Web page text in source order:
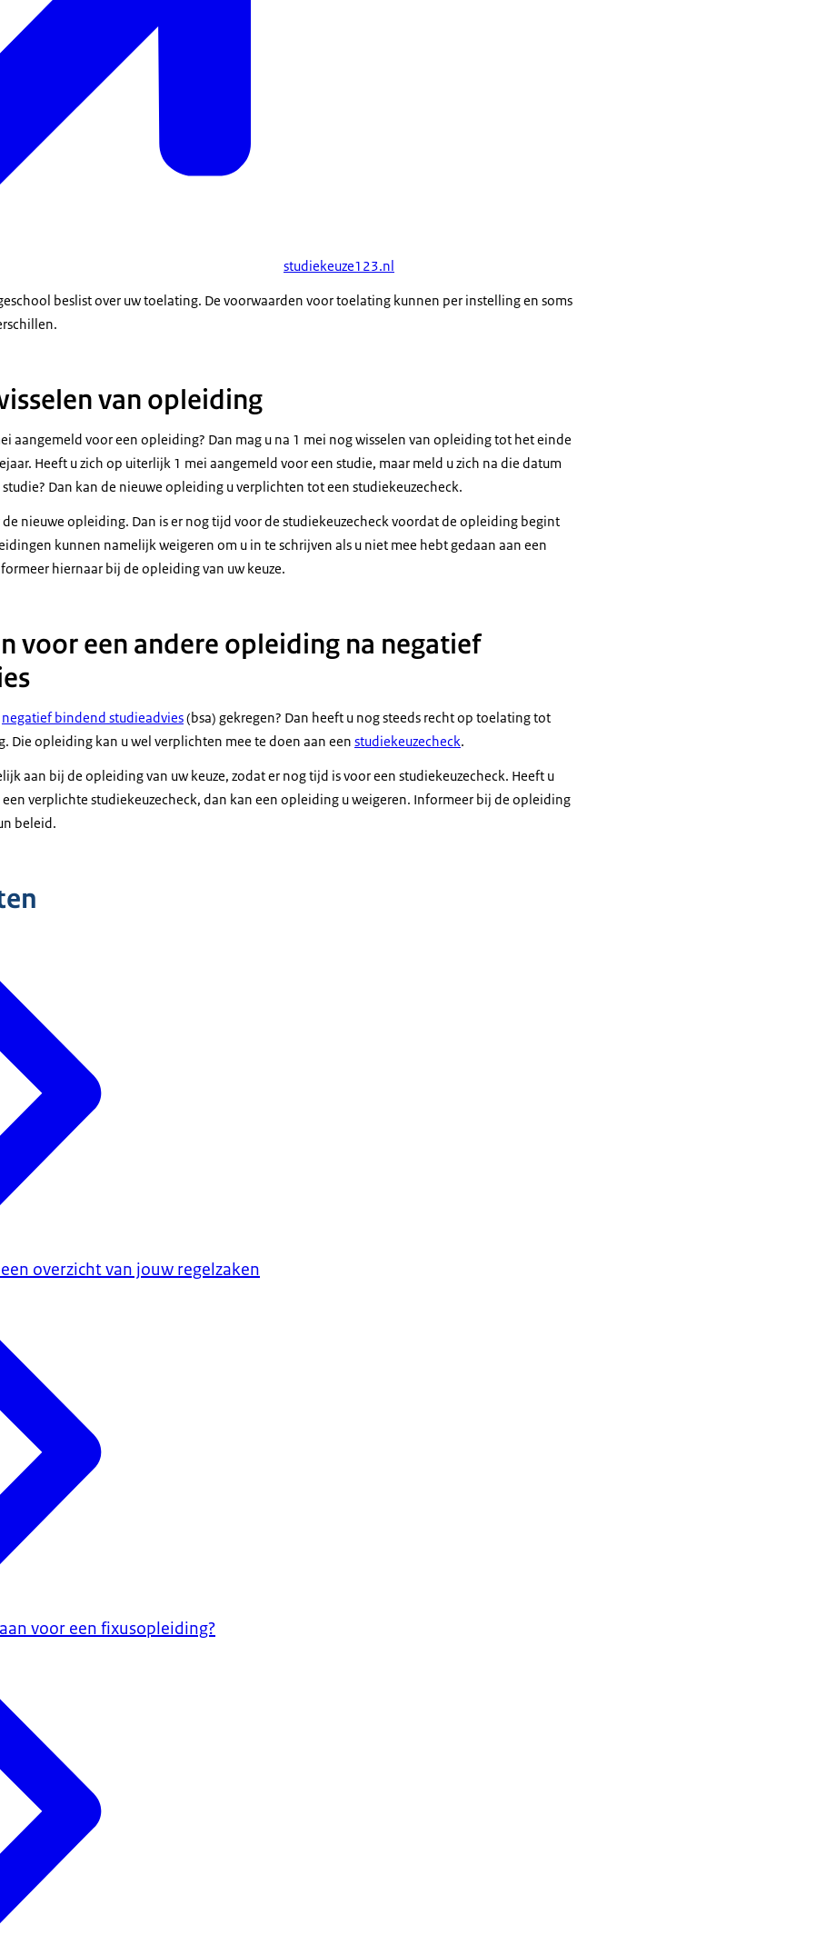
studiekeuze123.nl
beslist over uw toelating. De voorwaarden voor toelating kunnen per instelling en soms
van opleiding
aangemeld voor een opleiding? Dan mag u na 1 mei nog wisselen van opleiding tot het einde
Heeft u zich op uiterlijk 1 mei aangemeld voor een studie, maar meld u zich na die datum
Dan kan de nieuwe opleiding u verplichten tot een studiekeuzecheck.
de nieuwe opleiding. Dan is er nog tijd voor de studiekeuzecheck voordat de opleiding begint
kunnen namelijk weigeren om u in te schrijven als u niet mee hebt gedaan aan een
hiernaar bij de opleiding van uw keuze.
voor een andere opleiding na negatief
negatief bindend studieadvies(bsa) gekregen? Dan heeft u nog steeds recht op toelating tot
Die opleiding kan u wel verplichten mee te doen aan een studiekeuzecheck.
aan bij de opleiding van uw keuze, zodat er nog tijd is voor een studiekeuzecheck. Heeft u
verplichte studiekeuzecheck, dan kan een opleiding u weigeren. Informeer bij de opleiding
beleid.
overzicht van jouw regelzaken
voor een fixusopleiding?